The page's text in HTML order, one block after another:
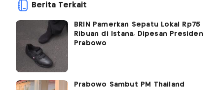
Berita Terkait
BRIN Pamerkan Sepatu Lokal Rp75
Ribuan di Istana, Dipesan Presiden
Prabowo
Prabowo Sambut PM Thailand